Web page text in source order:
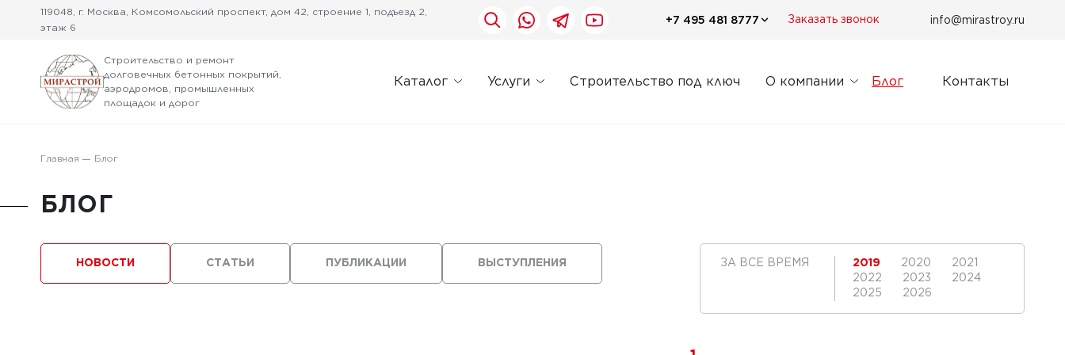
119048, г. Москва, Комсомольский проспект, дом 42, строение 1, подъезд 2,
этаж 6
+7 495 481 8777 Заказать звонок info@mirastroy.ru
Строительство и ремонт
долговечных бетонных покрытий,
аэродромов, промышленных
площадок и дорог
Каталог Услуги Строительство под ключ О компании Блог Контакты
Главная Блог
БЛОГ
ВЫСТУПЛЕНИЯ
ПУБЛИКАЦИИ
НОВОСТИ СТАТЬИ ЗА ВСЕ ВРЕМЯ 2019 2020
2021
2022
2023
2024
2025
2026